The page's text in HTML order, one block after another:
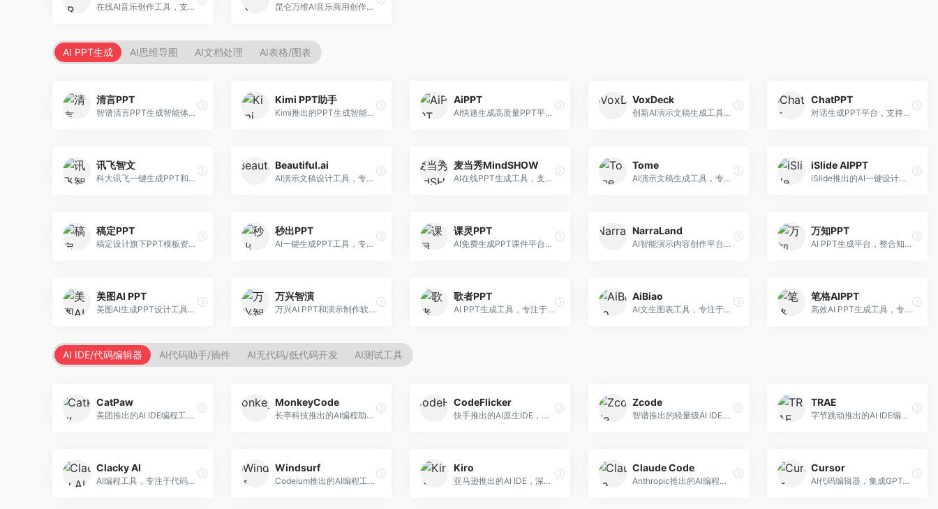
在线AI音乐创作工具，支持歌词与旋律一体化生成。面向内容创作者和音乐爱好者，提供歌词创作、旋律生成、音乐制作等服务，操作简便，创作速度快。 昆仑万维AI音乐商用创作平台，专注于商业音乐授权。面向企业和商业用户，提供版权音乐生成、商用授权等服务，音乐版权清晰，商业应用安全。
AI PPT生成 AI思维导图 AI文档处理 AI表格/图表
清言PPT
智谱清言PPT生成智能体，基于GLM大模型。面向智谱用户，支持对话生成PPT、内容优化等服务，与智谱生态深度整合。
Kimi PPT助手
Kimi推出的PPT生成智能体，整合长文本处理能力。面向职场人士和学生，支持文档解析、PPT生成、内容优化等服务，与Kimi生态深度整合。
AiPPT
AI快速生成高质量PPT平台，支持主题定制。面向职场人士和学生，提供一键生成、模板选择、内容优化等服务，PPT制作速度快，设计质量高。
VoxDeck
创新AI演示文稿生成工具，支持语音交互创作。面向职场人士，支持语音输入、PPT生成、内容优化等功能，语音创作体验便捷。
ChatPPT
对话生成PPT平台，支持自然语言交互创作。面向职场人士和教育工作者，通过对话方式完成PPT制作，交互体验友好，创作过程直观。
讯飞智文
科大讯飞一键生成PPT和Word工具，整合语音技术。面向职场人士，支持语音输入、文档生成、格式调整等功能，办公效率显著提升。
Beautiful.ai
AI演示文稿设计工具，专注于自动化设计排版。面向职场人士，提供智能排版、模板选择、设计优化等服务，设计美观度高。
麦当秀MindSHOW
AI在线PPT生成工具，支持思维导图转PPT。面向职场人士，提供思维导图导入、PPT生成、模板选择等服务，思维导图转PPT效率高。
Tome
AI演示文稿生成工具，专注于故事化演示创作。面向创业者和营销人员，提供故事叙述、视觉设计、内容生成等服务，演示文稿叙事性强。
iSlide AIPPT
iSlide推出的AI一键设计精美PPT工具。面向PPT设计用户，提供模板库、内容生成、设计优化等服务，与iSlide插件深度整合。
稿定PPT
稿定设计旗下PPT模板资源库，整合AI生成功能。面向设计师和职场人士，提供海量PPT模板、AI内容生成等服务，模板质量高。
秒出PPT
AI一键生成PPT工具，专注于快速演示文稿制作。面向职场人士，支持主题输入、内容生成、模板套用等功能，PPT生成速度快，适合紧急制作场景。
课灵PPT
AI免费生成PPT课件平台，专注于教育场景。面向教师和教育工作者，提供课件生成、教学设计、模板选择等服务，教育适配性强。
NarraLand
AI智能演示内容创作平台，专注于叙事演示。面向内容创作者，提供故事创作、演示生成、动画设计等服务，演示内容生动有趣。
万知PPT
AI PPT生成平台，整合知识库与创作功能。面向职场人士，支持内容检索、PPT生成、设计优化等服务，知识整合能力强。
美图AI PPT
美图AI生成PPT设计工具，整合图像处理能力。面向设计师和职场人士，提供PPT生成、图片美化、设计优化等服务，视觉设计美观。
万兴智演
万兴AI PPT和演示制作软件，整合视频演示功能。面向职场人士和教育工作者，提供PPT生成、演示录制、视频制作等服务，演示功能完善。
歌者PPT
AI PPT生成工具，专注于演示文稿智能创作。面向职场人士，支持主题输入、内容生成、设计美化等功能，PPT制作效率高。
AiBiao
AI文生图表工具，专注于数据可视化展示。面向数据分析师和职场人士，提供图表生成、数据可视化、PPT嵌入等服务，数据展示专业。
笔格AIPPT
高效AI PPT生成工具，专注于演示文稿智能创作。面向职场人士，支持主题输入、内容生成、设计美化等功能，PPT制作效率高。
AI IDE/代码编辑器 AI代码助手/插件 AI无代码/低代码开发 AI测试工具
CatPaw
美团推出的AI IDE编程工具，专注于本地开发生态。面向开发者，提供智能代码补全、代码生成、项目管理等服务，本地开发体验好。
MonkeyCode
长亭科技推出的AI编程助手，专注于安全开发。面向开发者，提供代码生成、安全检测、漏洞修复等服务，安全开发能力强。
CodeFlicker
快手推出的AI原生IDE，专注于短视频相关开发。面向快手生态开发者，提供代码生成、调试辅助等服务，与快手开发生态深度整合。
Zcode
智谱推出的轻量级AI IDE，基于GLM模型。面向开发者，提供智能代码补全、代码生成、错误检测等服务，中文编程支持好。
TRAE
字节跳动推出的AI IDE编程工具，深度集成大模型能力。面向开发者，提供智能代码补全、代码解释、重构优化等服务，编程效率显著提升。
Clacky AI
AI编程工具，专注于代码智能生成与优化。面向开发者，提供代码生成、代码重构、错误修复等服务，编程效率高。
Windsurf
Codeium推出的AI编程工具，专注于代码智能辅助。面向开发者，提供代码补全、代码生成、代码解释等服务，多语言支持完善。
Kiro
亚马逊推出的AI IDE，深度整合AWS云服务。面向AWS开发者，提供代码生成、云服务集成、部署自动化等服务，与AWS生态无缝衔接。
Claude Code
Anthropic推出的AI编程工具，基于Claude模型。面向开发者，提供代码生成、代码审查、调试辅助等服务，代码质量高，推理能力强。
Cursor
AI代码编辑器，集成GPT-4模型，专注于智能编程辅助。面向开发者，提供代码生成、代码解释、错误修复等服务，编程体验流畅，开发效率高。